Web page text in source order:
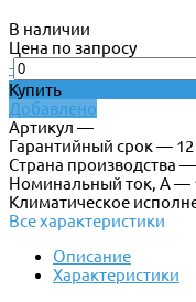
В наличии
Цена по запросу
-
Купить
Добавлено
Артикул —
Гарантийный срок —
Страна производства
Номинальный ток, А —
Климатическое
Все характеристики
Описание
Характеристики